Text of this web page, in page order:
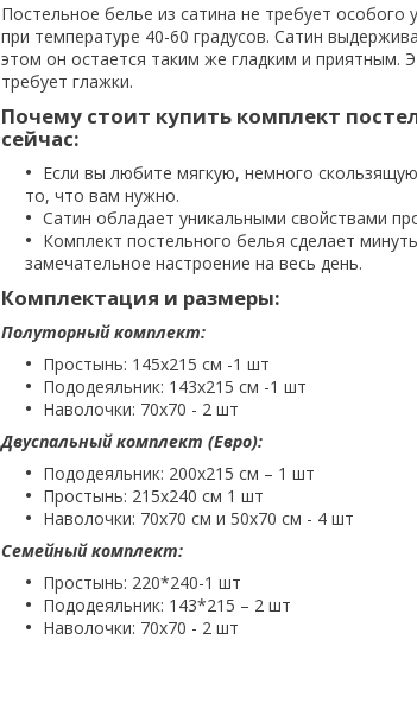
Постельное белье из сатина не требует особого
при температуре 40-60 градусов. Сатин
этом он остается таким же гладким и приятным.
требует глажки.
Почему стоит купить комплект
сейчас:
Если вы любите мягкую, немного
то, что вам нужно.
Сатин обладает уникальными свойствами
Комплект постельного белья сделает
замечательное настроение на весь день.
Комплектация и размеры:
Полуторный комплект:
Простынь: 145х215 см -1 шт
Пододеяльник: 143х215 см -1 шт
Наволочки: 70х70 - 2 шт
Двуспальный комплект (Евро):
Пододеяльник: 200х215 см – 1 шт
Простынь: 215х240 см 1 шт
Наволочки: 70х70 см и 50х70 см - 4 шт
Семейный комплект:
Простынь: 220*240-1 шт
Пододеяльник: 143*215 – 2 шт
Наволочки: 70х70 - 2 шт